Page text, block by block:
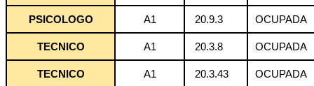
PSICOLOGO A1 20.9.3 OCUPADA
TECNICO A1 20.3.8 OCUPADA
TECNICO A1 20.3.43 OCUPADA